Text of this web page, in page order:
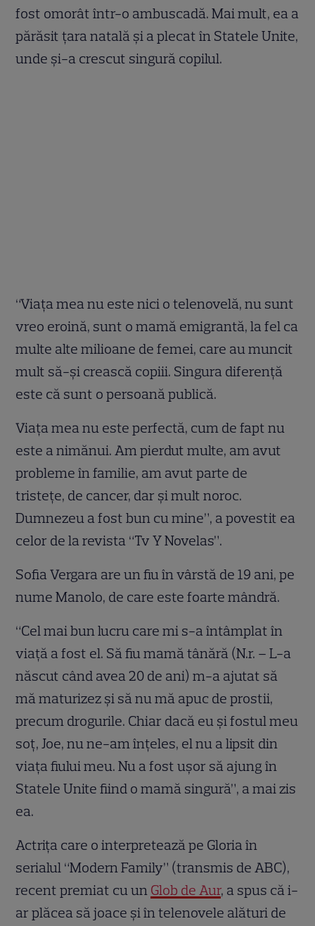
fost omorât într-o ambuscadă. Mai mult, ea a
părăsit ţara natală şi a plecat în Statele Unite,
unde şi-a crescut singură copilul.
“Viaţa mea nu este nici o telenovelă, nu sunt
vreo eroină, sunt o mamă emigrantă, la fel ca
multe alte milioane de femei, care au muncit
mult să-şi crească copiii. Singura diferenţă
este că sunt o persoană publică.
Viaţa mea nu este perfectă, cum de fapt nu
este a nimănui. Am pierdut multe, am avut
probleme în familie, am avut parte de
tristeţe, de cancer, dar şi mult noroc.
Dumnezeu a fost bun cu mine”, a povestit ea
celor de la revista “Tv Y Novelas”.
Sofia Vergara are un fiu în vârstă de 19 ani, pe
nume Manolo, de care este foarte mândră.
“Cel mai bun lucru care mi s-a întâmplat în
viaţă a fost el. Să fiu mamă tânără (N.r. – L-a
născut când avea 20 de ani) m-a ajutat să
mă maturizez şi să nu mă apuc de prostii,
precum drogurile. Chiar dacă eu şi fostul meu
soţ, Joe, nu ne-am înţeles, el nu a lipsit din
viaţa fiului meu. Nu a fost uşor să ajung în
Statele Unite fiind o mamă singură”, a mai zis
ea.
Actriţa care o interpretează pe Gloria în
serialul “Modern Family” (transmis de ABC),
recent premiat cu un Glob de Aur, a spus că i-
ar plăcea să joace şi în telenovele alături de